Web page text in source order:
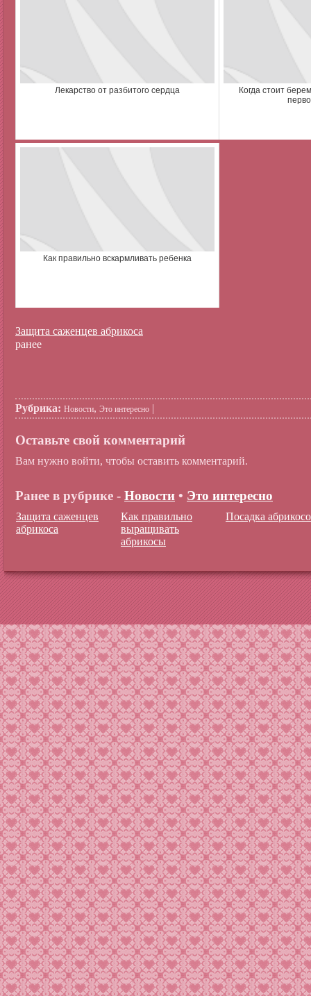
Лекарство от разбитого сердца
Когда стоит
Как правильно вскармливать ребенка
Защита саженцев абрикоса
ранее
Рубрика: Новости, Это интересно |
Оставьте свой комментарий
Вам нужно войти, чтобы оставить комментарий.
Ранее в рубрике - Новости • Это интересно
Защита саженцев
абрикоса
Как правильно
выращивать
абрикосы
Посадка